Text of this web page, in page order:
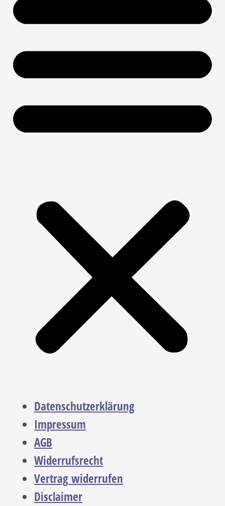
Datenschutzerklärung
Impressum
AGB
Widerrufsrecht
Vertrag widerrufen
Disclaimer